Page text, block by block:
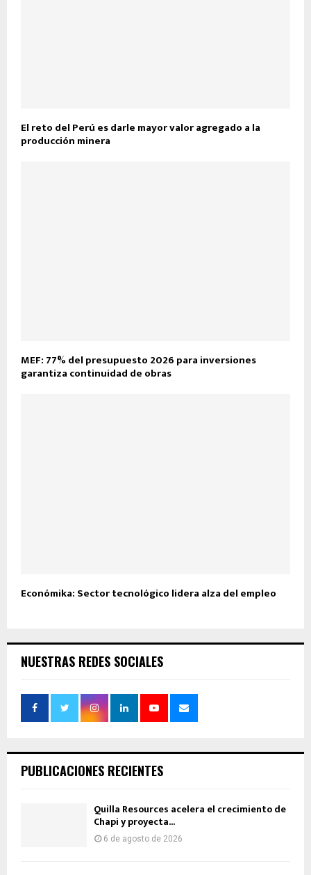
El reto del Perú es darle mayor valor agregado a la
producción minera
MEF: 77% del presupuesto 2026 para inversiones
garantiza continuidad de obras
Económika: Sector tecnológico lidera alza del empleo
NUESTRAS REDES SOCIALES
PUBLICACIONES RECIENTES
Quilla Resources acelera el crecimiento de
Chapi y proyecta...
6 de agosto de 2026